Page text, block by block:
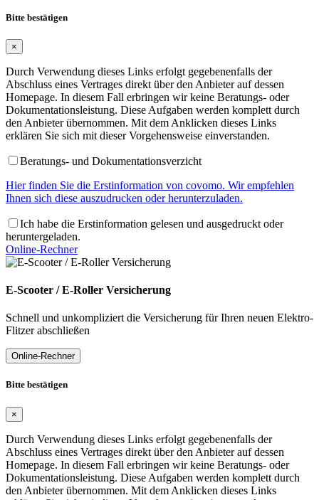
Bitte bestätigen
×
Durch Verwendung dieses Links erfolgt gegebenenfalls der
Abschluss eines Vertrages direkt über den Anbieter auf dessen
Homepage. In diesem Fall erbringen wir keine Beratungs- oder
Dokumentationsleistung. Diese Aufgaben werden komplett durch
den Anbieter übernommen. Mit dem Anklicken dieses Links
erklären Sie sich mit dieser Vorgehensweise einverstanden.
Beratungs- und Dokumentationsverzicht
Hier finden Sie die Erstinformation von covomo. Wir empfehlen
Ihnen sich diese auszudrucken oder herunterzuladen.
Ich habe die Erstinformation gelesen und ausgedruckt oder
heruntergeladen.
Online-Rechner
E-Scooter / E-Roller Versicherung
Schnell und unkompliziert die Versicherung für Ihren neuen Elektro-
Flitzer abschließen
Online-Rechner
Bitte bestätigen
×
Durch Verwendung dieses Links erfolgt gegebenenfalls der
Abschluss eines Vertrages direkt über den Anbieter auf dessen
Homepage. In diesem Fall erbringen wir keine Beratungs- oder
Dokumentationsleistung. Diese Aufgaben werden komplett durch
den Anbieter übernommen. Mit dem Anklicken dieses Links